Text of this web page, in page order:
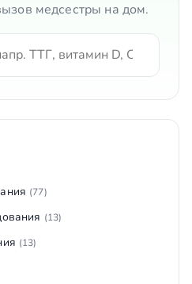
медсестры на дом.
(77)
(13)
(13)